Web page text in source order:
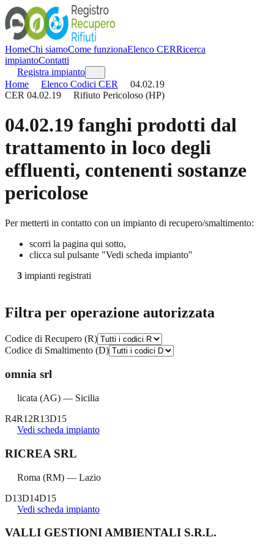
HomeChi siamoCome funzionaElenco CERRicerca
impiantoContatti
Registra impianto
Home
Elenco Codici CER
04.02.19
CER 04.02.19 Rifiuto Pericoloso (HP)
04.02.19 fanghi prodotti dal
trattamento in loco degli
effluenti, contenenti sostanze
pericolose
Per metterti in contatto con un impianto di recupero/smaltimento:
scorri la pagina qui sotto,
clicca sul pulsante "Vedi scheda impianto"
3 impianti registrati
Filtra per operazione autorizzata
Codice di Recupero (R)
Codice di Smaltimento (D)
omnia srl
licata (AG) — Sicilia
R4R12R13D15
Vedi scheda impianto
RICREA SRL
Roma (RM) — Lazio
D13D14D15
Vedi scheda impianto
VALLI GESTIONI AMBIENTALI S.R.L.